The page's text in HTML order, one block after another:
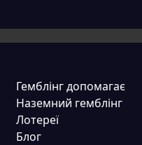
Гемблінг допомагає
Наземний гемблінг
Лотереї
Блог